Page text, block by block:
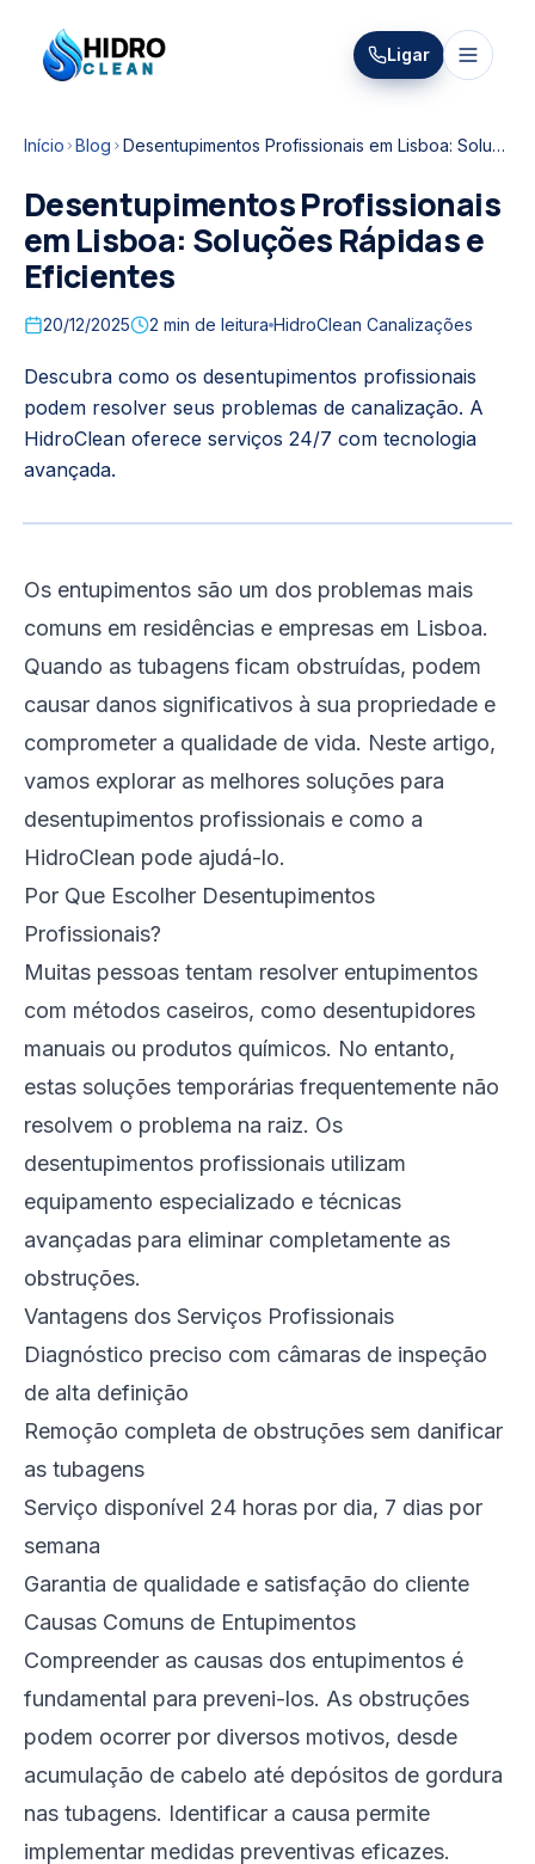
HIDRO
CLEAN
HidroClean Canalizações
Ligar
Início Blog Desentupimentos Profissionais em Lisboa: Soluções Rápidas e Eficientes
Desentupimentos Profissionais
em Lisboa: Soluções Rápidas e
Eficientes
20/12/2025 2 min de leitura HidroClean Canalizações
Descubra como os desentupimentos profissionais
podem resolver seus problemas de canalização. A
HidroClean oferece serviços 24/7 com tecnologia
avançada.
Os entupimentos são um dos problemas mais
comuns em residências e empresas em Lisboa.
Quando as tubagens ficam obstruídas, podem
causar danos significativos à sua propriedade e
comprometer a qualidade de vida. Neste artigo,
vamos explorar as melhores soluções para
desentupimentos profissionais e como a
HidroClean pode ajudá-lo.
Por Que Escolher Desentupimentos
Profissionais?
Muitas pessoas tentam resolver entupimentos
com métodos caseiros, como desentupidores
manuais ou produtos químicos. No entanto,
estas soluções temporárias frequentemente não
resolvem o problema na raiz. Os
desentupimentos profissionais utilizam
equipamento especializado e técnicas
avançadas para eliminar completamente as
obstruções.
Vantagens dos Serviços Profissionais
Diagnóstico preciso com câmaras de inspeção
de alta definição
Remoção completa de obstruções sem danificar
as tubagens
Serviço disponível 24 horas por dia, 7 dias por
semana
Garantia de qualidade e satisfação do cliente
Causas Comuns de Entupimentos
Compreender as causas dos entupimentos é
fundamental para preveni-los. As obstruções
podem ocorrer por diversos motivos, desde
acumulação de cabelo até depósitos de gordura
nas tubagens. Identificar a causa permite
implementar medidas preventivas eficazes.